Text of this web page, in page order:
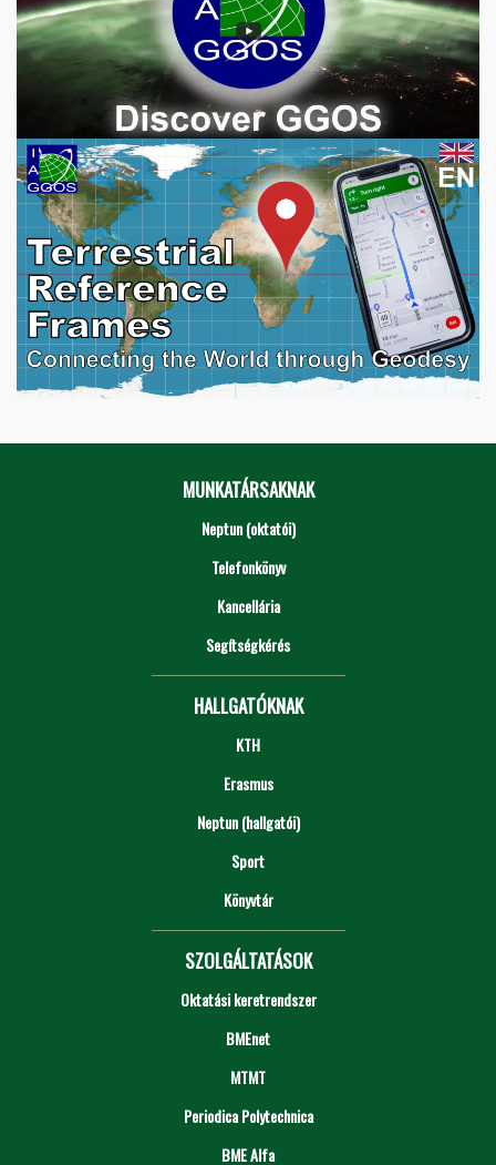
MUNKATÁRSAKNAK
Neptun (oktatói)
Telefonkönyv
Kancellária
Segítségkérés
HALLGATÓKNAK
KTH
Erasmus
Neptun (hallgatói)
Sport
Könyvtár
SZOLGÁLTATÁSOK
Oktatási keretrendszer
BMEnet
MTMT
Periodica Polytechnica
BME Alfa